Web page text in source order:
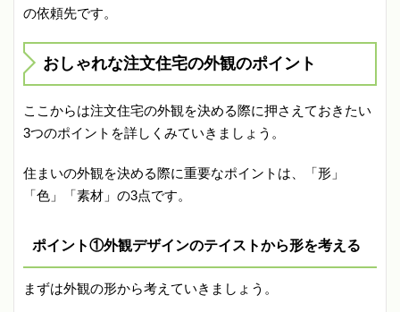
の依頼先です。
おしゃれな注文住宅の外観のポイント
ここからは注文住宅の外観を決める際に押さえておきたい
3つのポイントを詳しくみていきましょう。
住まいの外観を決める際に重要なポイントは、「形」
「色」「素材」の3点です。
ポイント①外観デザインのテイストから形を考える
まずは外観の形から考えていきましょう。